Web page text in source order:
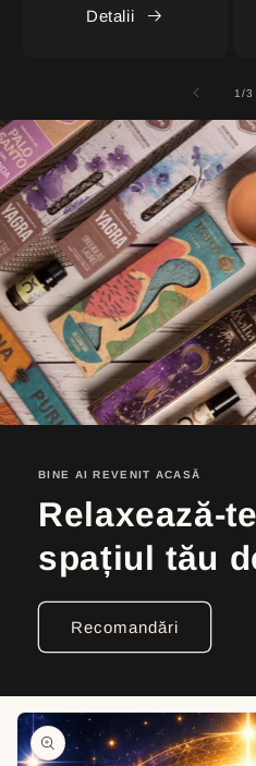
Detalii
1/of
3
BINE AI REVENIT ACASĂ
Relaxează-
spațiul tău
Recomandări
Skip to
product
information